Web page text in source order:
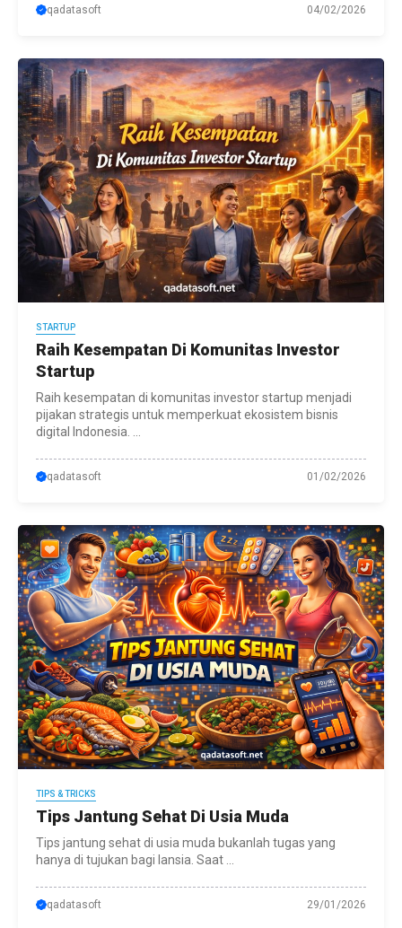
qadatasoft 04/02/2026
STARTUP
Raih Kesempatan Di Komunitas Investor
Startup
Raih kesempatan di komunitas investor startup menjadi
pijakan strategis untuk memperkuat ekosistem bisnis
digital Indonesia. ...
qadatasoft 01/02/2026
TIPS & TRICKS
Tips Jantung Sehat Di Usia Muda
Tips jantung sehat di usia muda bukanlah tugas yang
hanya di tujukan bagi lansia. Saat ...
qadatasoft 29/01/2026